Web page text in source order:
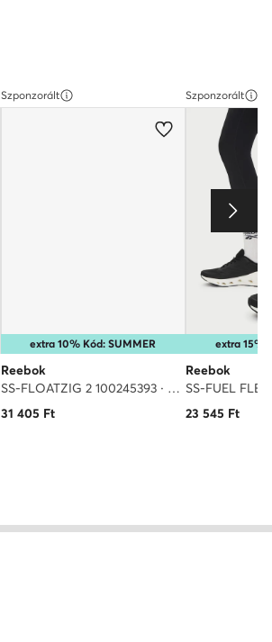
Szponzorált
extra 10% Kód: SUMMER
Reebok
SS-FLOATZIG 2 100245393 · Futócipő
31 405 Ft
Szponzorált
extra 15%
Reebok
23 545 Ft